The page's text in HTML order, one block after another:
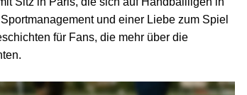
und einer Liebe zum Spiel
für Fans, die mehr über die